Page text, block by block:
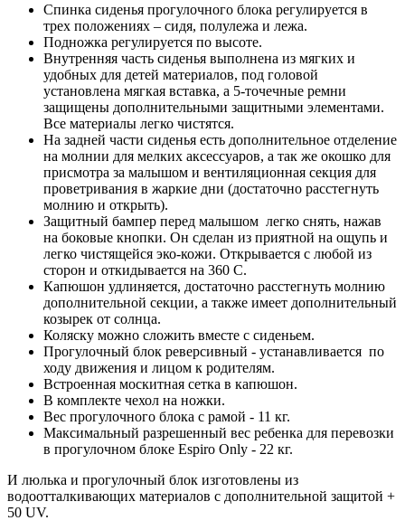
Спинка сиденья прогулочного блока регулируется в
трех положениях – сидя, полулежа и лежа.
Подножка регулируется по высоте.
Внутренняя часть сиденья выполнена из мягких и
удобных для детей материалов, под головой
установлена мягкая вставка, а 5-точечные ремни
защищены дополнительными защитными элементами.
Все материалы легко чистятся.
На задней части сиденья есть дополнительное отделение
на молнии для мелких аксессуаров, а так же окошко для
присмотра за малышом и вентиляционная секция для
проветривания в жаркие дни (достаточно расстегнуть
молнию и открыть).
Защитный бампер перед малышом легко снять, нажав
на боковые кнопки. Он сделан из приятной на ощупь и
легко чистящейся эко-кожи. Открывается с любой из
сторон и откидывается на 360 С.
Капюшон удлиняется, достаточно расстегнуть молнию
дополнительной секции, а также имеет дополнительный
козырек от солнца.
Коляску можно сложить вместе с сиденьем.
Прогулочный блок реверсивный - устанавливается по
ходу движения и лицом к родителям.
Встроенная москитная сетка в капюшон.
В комплекте чехол на ножки.
Вес прогулочного блока с рамой - 11 кг.
Максимальный разрешенный вес ребенка для перевозки
в прогулочном блоке Espiro Only - 22 кг.
И люлька и прогулочный блок изготовлены из
водоотталкивающих материалов с дополнительной защитой +
50 UV.